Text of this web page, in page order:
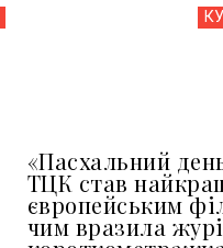
«Пасхальний
ТЦК став
європейським
чим вразила журі